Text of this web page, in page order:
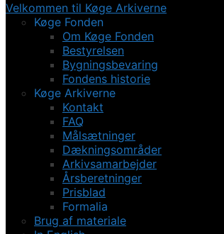
Velkommen til Køge Arkiverne
Køge Fonden
Om Køge Fonden
Bestyrelsen
Bygningsbevaring
Fondens historie
Køge Arkiverne
Kontakt
FAQ
Målsætninger
Dækningsområder
Arkivsamarbejder
Årsberetninger
Prisblad
Formalia
Brug af materiale